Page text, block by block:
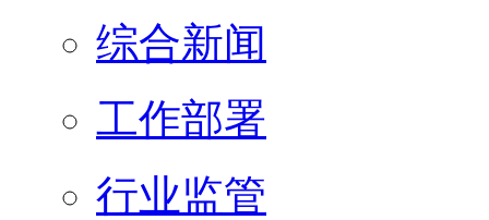
综合新闻
工作部署
行业监管